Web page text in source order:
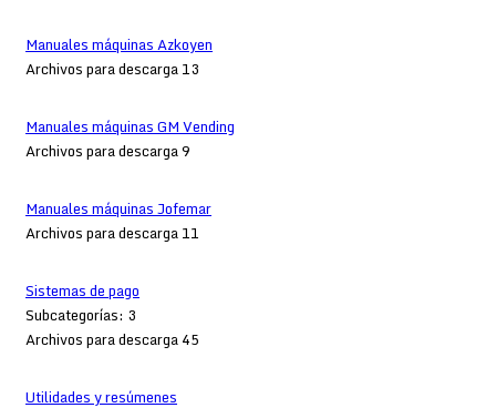
Manuales máquinas Azkoyen
Archivos para descarga 13
Manuales máquinas GM Vending
Archivos para descarga 9
Manuales máquinas Jofemar
Archivos para descarga 11
Sistemas de pago
Subcategorías: 3
Archivos para descarga 45
Utilidades y resúmenes